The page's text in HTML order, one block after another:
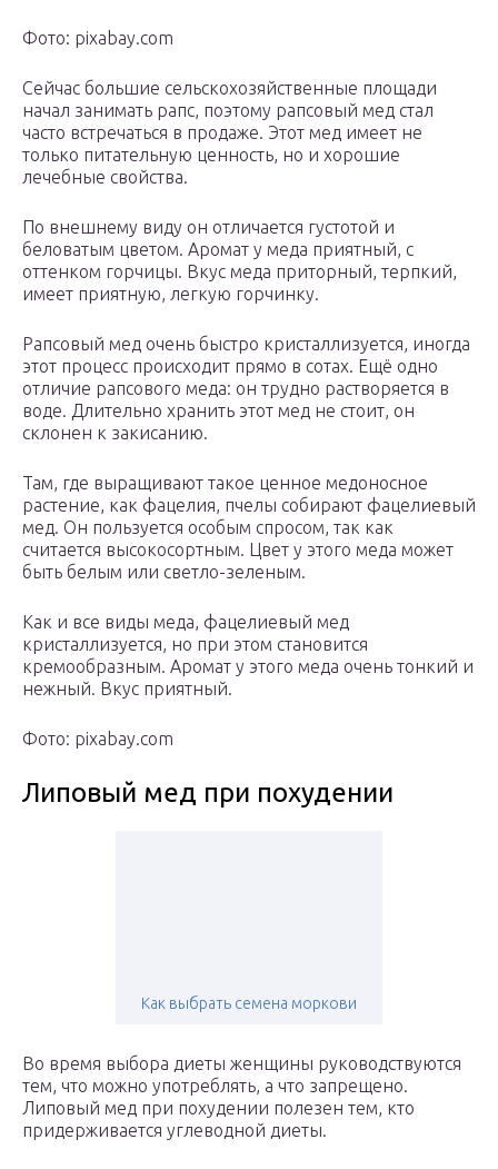
Фото: pixabay.com
Сейчас большие сельскохозяйственные площади
начал занимать рапс, поэтому рапсовый мед стал
часто встречаться в продаже. Этот мед имеет не
только питательную ценность, но и хорошие
лечебные свойства.
По внешнему виду он отличается густотой и
беловатым цветом. Аромат у меда приятный, с
оттенком горчицы. Вкус меда приторный, терпкий,
имеет приятную, легкую горчинку.
Рапсовый мед очень быстро кристаллизуется, иногда
этот процесс происходит прямо в сотах. Ещё одно
отличие рапсового меда: он трудно растворяется в
воде. Длительно хранить этот мед не стоит, он
склонен к закисанию.
Там, где выращивают такое ценное медоносное
растение, как фацелия, пчелы собирают фацелиевый
мед. Он пользуется особым спросом, так как
считается высокосортным. Цвет у этого меда может
быть белым или светло-зеленым.
Как и все виды меда, фацелиевый мед
кристаллизуется, но при этом становится
кремообразным. Аромат у этого меда очень тонкий и
нежный. Вкус приятный.
Фото: pixabay.com
Липовый мед при похудении
Как выбрать семена моркови
Во время выбора диеты женщины руководствуются
тем, что можно употреблять, а что запрещено.
Липовый мед при похудении полезен тем, кто
придерживается углеводной диеты.